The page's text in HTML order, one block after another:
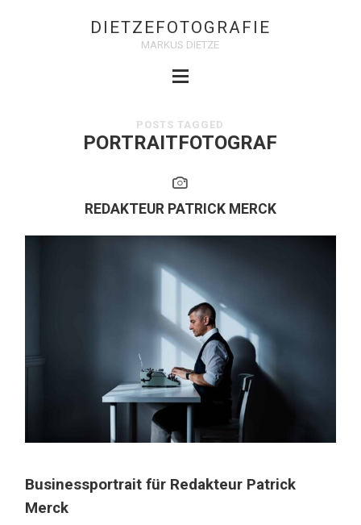
DIETZEFOTOGRAFIE
MARKUS DIETZE
POSTS TAGGED
PORTRAITFOTOGRAF
REDAKTEUR PATRICK MERCK
Businessportrait für Redakteur Patrick
Merck